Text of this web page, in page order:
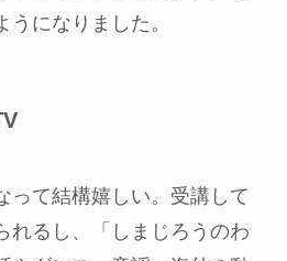
うになりました。
って結構嬉しい。受講して
れるし、「しまじろうのわ